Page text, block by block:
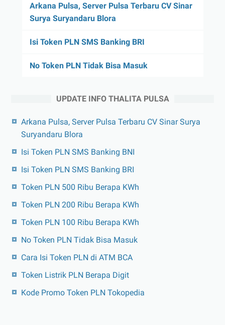
Arkana Pulsa, Server Pulsa Terbaru CV Sinar
Surya Suryandaru Blora
Isi Token PLN SMS Banking BRI
No Token PLN Tidak Bisa Masuk
UPDATE INFO THALITA PULSA
Arkana Pulsa, Server Pulsa Terbaru CV Sinar Surya
Suryandaru Blora
Isi Token PLN SMS Banking BNI
Isi Token PLN SMS Banking BRI
Token PLN 500 Ribu Berapa KWh
Token PLN 200 Ribu Berapa KWh
Token PLN 100 Ribu Berapa KWh
No Token PLN Tidak Bisa Masuk
Cara Isi Token PLN di ATM BCA
Token Listrik PLN Berapa Digit
Kode Promo Token PLN Tokopedia